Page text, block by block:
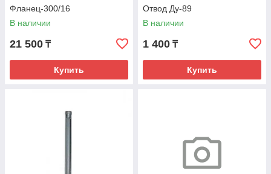
Фланец-300/16
В наличии
21 500 ₸
Купить
Отвод Ду-89
В наличии
1 400 ₸
Купить